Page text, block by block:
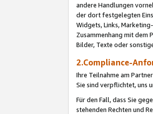
andere Handlungen
der dort festgelegten
Widgets, Links,
Zusammenhang mit dem
Bilder, Texte oder
2.Compliance-
Ihre Teilnahme am
Sie sind verpflichtet, uns
Für den Fall, dass Sie
stehenden Rechten und